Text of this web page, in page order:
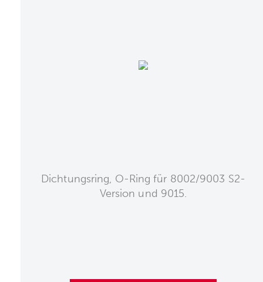
Dichtungsring, O-Ring für 8002/9003 S2-
Version und 9015.